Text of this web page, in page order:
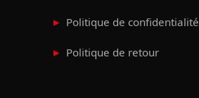
Politique de confidentialité
Politique de retour